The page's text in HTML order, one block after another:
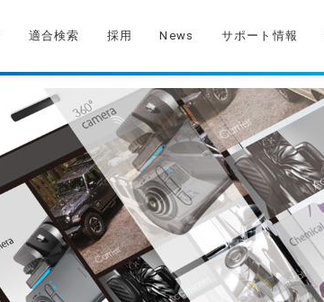
適合検索 採用 News サポート情報